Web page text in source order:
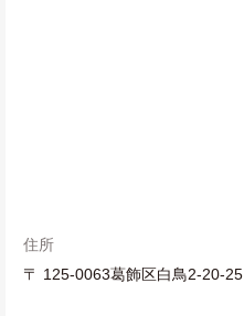
住所
〒 125-0063葛飾区白鳥2-20-25